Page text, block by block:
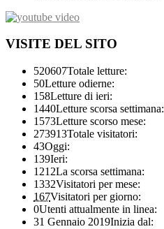
VISITE DEL SITO
520607Totale letture:
50Letture odierne:
158Letture di ieri:
1440Letture scorsa settimana:
1573Letture scorso mese:
273913Totale visitatori:
43Oggi:
139Ieri:
1212La scorsa settimana:
1332Visitatori per mese:
167Visitatori per giorno:
0Utenti attualmente in linea:
31 Gennaio 2019Inizia dal: